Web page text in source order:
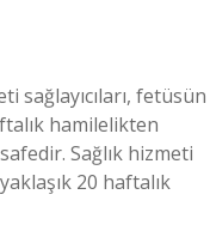
sağlayıcıları, fetüsün
hamilelikten
Sağlık hizmeti
20 haftalık